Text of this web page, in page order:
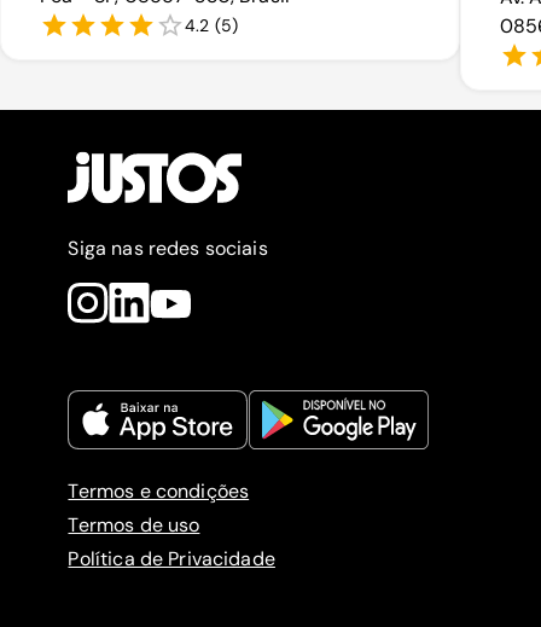
4.2 (5)
Siga nas redes sociais
Termos e condições
Termos de uso
Política de Privacidade